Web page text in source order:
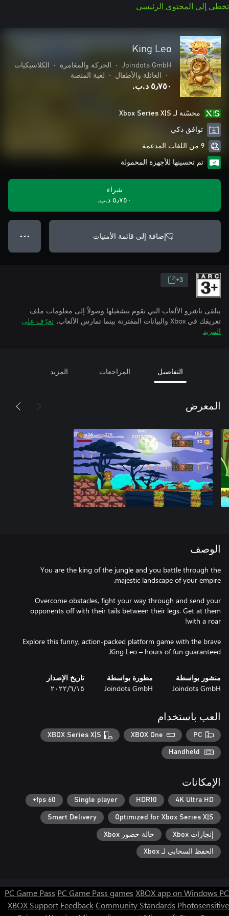
تخطي إلى المحتوى الرئيسي
King Leo
Joindots GmbH
• الحركة والمغامرة •
الكلاسيكيات
•
العائلة والأطفال • لعبة المنصة
٥٫٧٥٠ د.ب.‏
محسّنة لـ Xbox Series X|S
توافق ذكي
9 من اللغات المدعمة
تم تحسينها للأجهزة المحمولة
شراء
٥٫٧٥٠ د.ب.‏
إضافة إلى قائمة الأمنيات ● ● ●
3+
يتلقى ناشرو الألعاب التي تقوم بتشغيلها وصولاً إلى معلومات ملف
تعريفك في Xbox والبيانات المقترنة بينما تمارس الألعاب.
تعرّف على
المزيد
التفاصيل المراجعات المزيد
المعرض
الوصف
You are the king of the jungle and you battle through the
Overcome obstacles, fight your way through and send your
opponents off with their tails between their legs. Get at them
Explore this funny, action-packed platform game with the brave
King Leo – hours of fun guaranteed.
منشور بواسطة
Joindots GmbH
مطورة بواسطة
Joindots GmbH
تاريخ الإصدار
١٥‏/٦‏/٢٠٢٢
العب باستخدام
PC
XBOX One
XBOX Series X|S
Handheld
الإمكانات
4K Ultra HD
HDR10
Single player
60 fps+
Optimized for Xbox Series X|S
Smart Delivery
إنجازات Xbox حالة حضور Xbox
الحفظ السحابي لـ Xbox
PC Game Pass PC Game Pass games XBOX app on Windows PC
XBOX Support FeedbackCommunity Standards Photosensitive